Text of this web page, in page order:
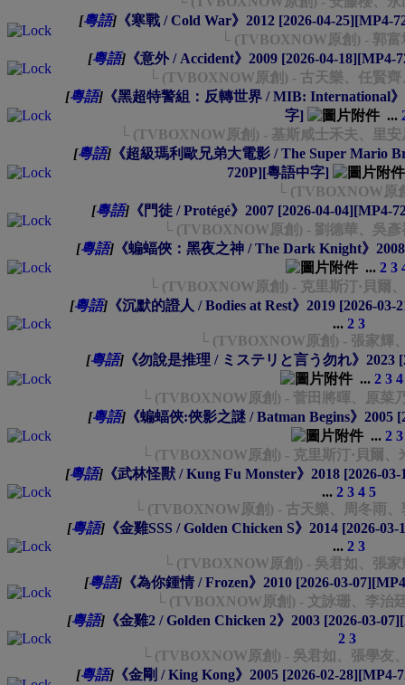
[粵語] 《寒戰 / Cold War》2012 [2026-04-25][MP4-
└ (TVBOXNOW原創) - 郭
[粵語]《意外 / Accident》2009 [2026-04-18][MP4-
└ (TVBOXNOW原創) - 古天樂、任賢
[粵語] 《黑超特警組：反轉世界 / MIB: International
字]
...
└ (TVBOXNOW原創) - 基斯咸士禾夫、里
[粵語] 《超級瑪利歐兄弟大電影 / The Super Mario
720P][粵語中字]
└ (TVBOXNOW原
[粵語]《門徒 / Protégé》2007 [2026-04-04][MP4-
└ (TVBOXNOW原創) - 劉德華、吳
[粵語]《蝙蝠俠：黑夜之神 / The Dark Knight》
... 2 3
└ (TVBOXNOW原創) - 克里斯汀·貝爾
[粵語]《沉默的證人 / Bodies at Rest》2019 [2026-
... 2 3
└ (TVBOXNOW原創) - 張家輝
[粵語]《勿說是推理 / ミステリと言う勿れ》2023
... 2 3 4
└ (TVBOXNOW原創) - 菅田將暉、原菜
[粵語]《蝙蝠俠:俠影之謎 / Batman Begins》2005
... 2 3
└ (TVBOXNOW原創) - 克里斯汀·貝爾、
[粵語]《武林怪獸 / Kung Fu Monster》2018 [2026-
... 2 3 4 5
└ (TVBOXNOW原創) - 古天樂、周冬雨
[粵語]《金雞SSS / Golden Chicken S》2014 [2026-
... 2 3
└ (TVBOXNOW原創) - 吳君如、張
[粵語]《為你鍾情 / Frozen》2010 [2026-03-
└ (TVBOXNOW原創) - 文詠珊、李治
[粵語]《金雞2 / Golden Chicken 2》2003 [2026-03-
2 3
└ (TVBOXNOW原創) - 吳君如、張學友
[粵語]《金剛 / King Kong》2005 [2026-02-28][MP4-